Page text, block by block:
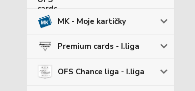
MK - Moje kartičky
Premium cards - I.liga
OFS Chance liga - I.liga